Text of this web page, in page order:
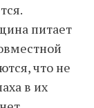
питает
что не
в их